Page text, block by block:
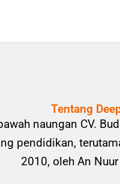
Tentang
naungan CV.
pendidikan,
2010, oleh An